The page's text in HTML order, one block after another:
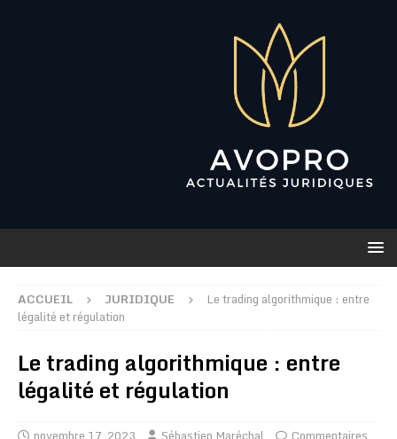
ACCUEIL JURIDIQUE
Le trading algorithmique : entre
légalité et régulation
Le trading algorithmique : entre
légalité et régulation